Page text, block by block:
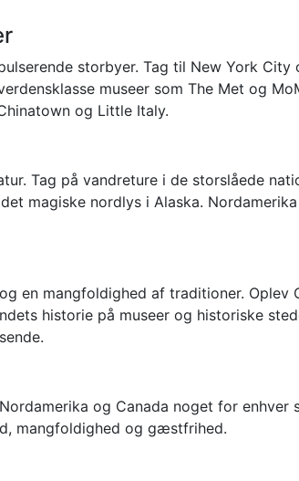
storbyer. Tag til New York
museer som The Met og
og Little Italy.
Tag på vandreture i de storslåede
magiske nordlys i Alaska.
en mangfoldighed af traditioner. Oplev
historie på museer og historiske
og Canada noget for enhver
mangfoldighed og gæstfrihed.